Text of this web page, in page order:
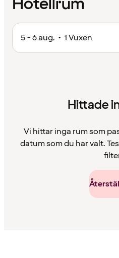
5 - 6 aug. • 1 Vuxen
Hittade
Vi hittar inga rum som
datum som du har valt.